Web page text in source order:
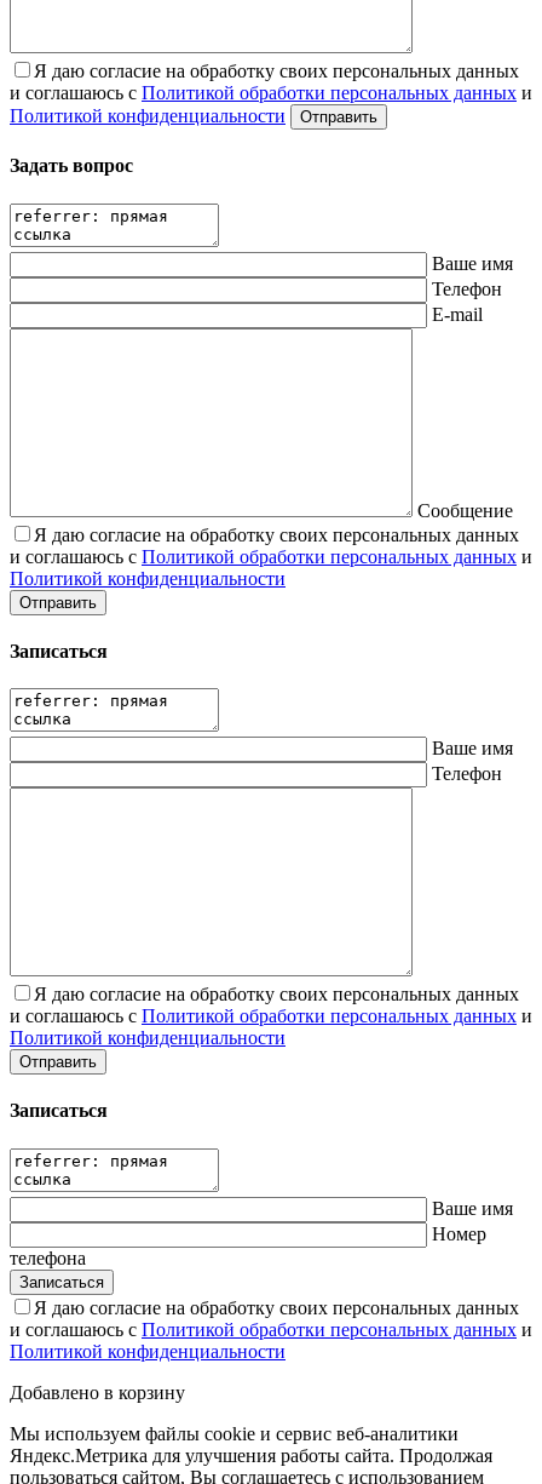
Я даю согласие на обработку своих персональных данных
и соглашаюсь с Политикой обработки персональных данных и
Политикой конфиденциальности
Задать вопрос
Ваше имя
Телефон
E-mail
Сообщение
Я даю согласие на обработку своих персональных данных
и соглашаюсь с Политикой обработки персональных данных и
Политикой конфиденциальности
Записаться
Ваше имя
Телефон
Я даю согласие на обработку своих персональных данных
и соглашаюсь с Политикой обработки персональных данных и
Политикой конфиденциальности
Записаться
Ваше имя
Номер
телефона
Я даю согласие на обработку своих персональных данных
и соглашаюсь с Политикой обработки персональных данных и
Политикой конфиденциальности
Добавлено в корзину
Мы используем файлы cookie и сервис веб-аналитики
Яндекс.Метрика для улучшения работы сайта. Продолжая
пользоваться сайтом, Вы соглашаетесь с использованием